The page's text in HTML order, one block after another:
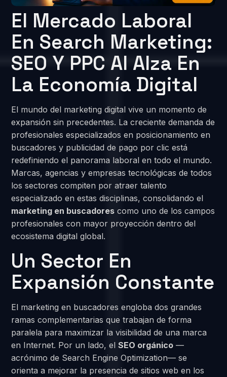
El Mercado Laboral
En Search Marketing:
SEO Y PPC Al Alza En
La Economía Digital
El mundo del marketing digital vive un momento de
expansión sin precedentes. La creciente demanda de
profesionales especializados en posicionamiento en
buscadores y publicidad de pago por clic está
redefiniendo el panorama laboral en todo el mundo.
Marcas, agencias y empresas tecnológicas de todos
los sectores compiten por atraer talento
especializado en estas disciplinas, consolidando el
marketing en buscadores como uno de los campos
profesionales con mayor proyección dentro del
ecosistema digital global.
Un Sector En
Expansión Constante
El marketing en buscadores engloba dos grandes
ramas complementarias que trabajan de forma
paralela para maximizar la visibilidad de una marca
en Internet. Por un lado, elSEO orgánico —
acrónimo de Search Engine Optimization— se
orienta a mejorar la presencia de sitios web en los